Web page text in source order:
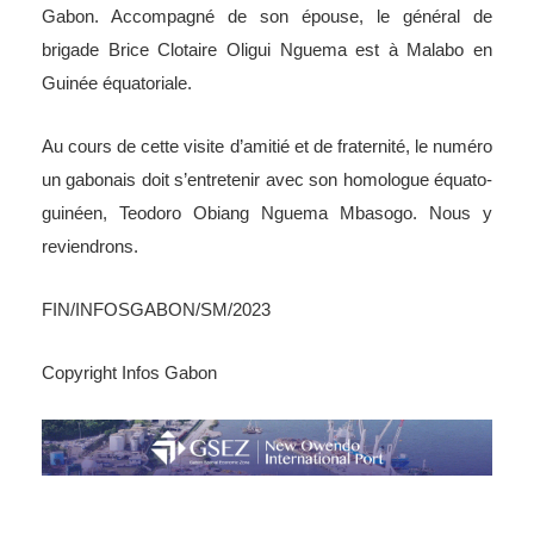
Gabon. Accompagné de son épouse, le général de
brigade Brice Clotaire Oligui Nguema est à Malabo en
Guinée équatoriale.
Au cours de cette visite d’amitié et de fraternité, le numéro
un gabonais doit s’entretenir avec son homologue équato-
guinéen, Teodoro Obiang Nguema Mbasogo. Nous y
reviendrons.
FIN/INFOSGABON/SM/2023
Copyright Infos Gabon